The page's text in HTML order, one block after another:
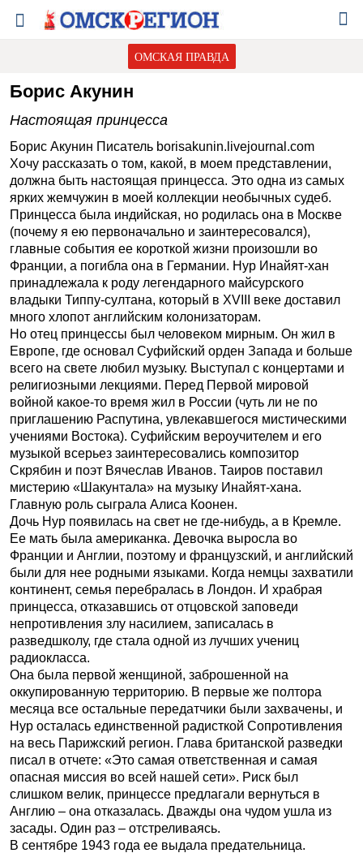
ОМСКАЯ ПРАВДА
Борис Акунин
Настоящая принцесса
Борис Акунин Писатель borisakunin.livejournal.com
Хочу рассказать о том, какой, в моем представлении,
должна быть настоящая принцесса. Это одна из самых
ярких жемчужин в моей коллекции необычных судеб.
Принцесса была индийская, но родилась она в Москве
(почему я ею первоначально и заинтересовался),
главные события ее короткой жизни произошли во
Франции, а погибла она в Германии. Нур Инайят-хан
принадлежала к роду легендарного майсурского
владыки Типпу-султана, который в ХVIII веке доставил
много хлопот английским колонизаторам.
Но отец принцессы был человеком мирным. Он жил в
Европе, где основал Суфийский орден Запада и больше
всего на свете любил музыку. Выступал с концертами и
религиозными лекциями. Перед Первой мировой
войной какое-то время жил в России (чуть ли не по
приглашению Распутина, увлекавшегося мистическими
учениями Востока). Суфийским вероучителем и его
музыкой всерьез заинтересовались композитор
Скрябин и поэт Вячеслав Иванов. Таиров поставил
мистерию «Шакунтала» на музыку Инайят-хана.
Главную роль сыграла Алиса Коонен.
Дочь Нур появилась на свет не где-нибудь, а в Кремле.
Ее мать была американка. Девочка выросла во
Франции и Англии, поэтому и французский, и английский
были для нее родными языками. Когда немцы захватили
континент, семья перебралась в Лондон. И храбрая
принцесса, отказавшись от отцовской заповеди
непротивления злу насилием, записалась в
разведшколу, где стала одной из лучших учениц
радиокласса.
Она была первой женщиной, заброшенной на
оккупированную территорию. В первые же полтора
месяца все остальные передатчики были захвачены, и
Нур осталась единственной радисткой Сопротивления
на весь Парижский регион. Глава британской разведки
писал в отчете: «Это самая ответственная и самая
опасная миссия во всей нашей сети». Риск был
слишком велик, принцессе предлагали вернуться в
Англию – она отказалась. Дважды она чудом ушла из
засады. Один раз – отстреливаясь.
В сентябре 1943 года ее выдала предательница.